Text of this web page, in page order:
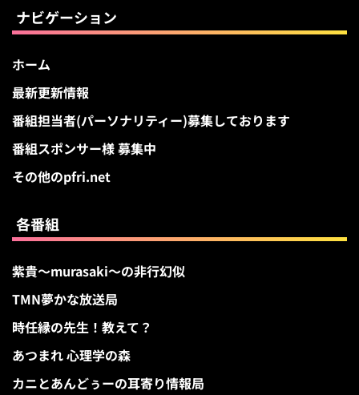
ナビゲーション
ホーム
最新更新情報
番組担当者(パーソナリティー)募集しております
番組スポンサー様 募集中
その他のpfri.net
各番組
紫貴～murasaki～の非行幻似
TMN夢かな放送局
時任縁の先生！教えて？
あつまれ 心理学の森
カニとあんどぅーの耳寄り情報局